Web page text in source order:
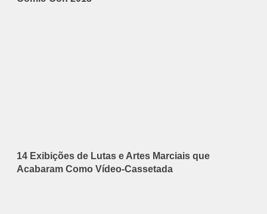
14 Exibições de Lutas e Artes Marciais que
Acabaram Como Vídeo-Cassetada